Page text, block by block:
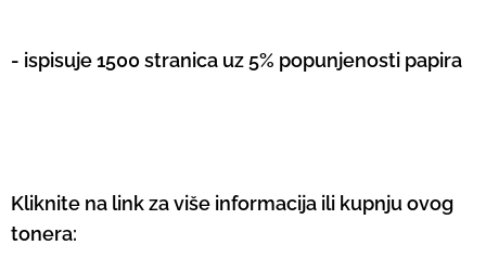
- ispisuje 1500 stranica uz 5% popunjenosti papira
Kliknite na link za više informacija ili kupnju ovog
tonera: